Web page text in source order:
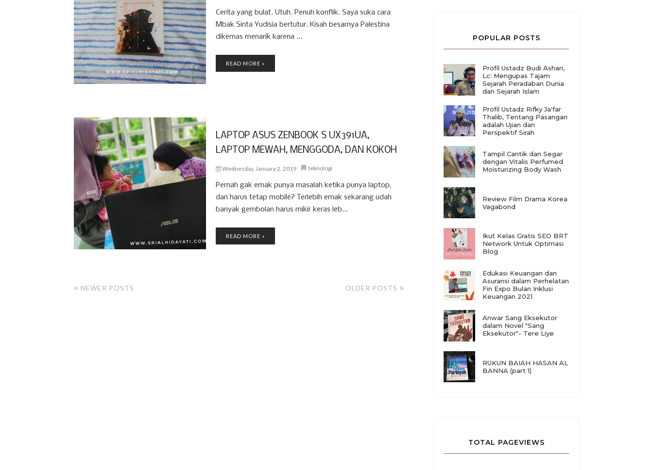
Cerita yang bulat. Utuh. Penuh konflik. Saya suka cara
Mbak Sinta Yudisia bertutur. Kisah besarnya Palestina
dikemas menarik karena ...
READ MORE »
LAPTOP ASUS ZENBOOK S UX391UA,
LAPTOP MEWAH, MENGGODA, DAN KOKOH
Wednesday, January 2, 2019 teknologi
Pernah gak emak punya masalah ketika punya laptop,
dan harus tetap mobile? Terlebih emak sekarang udah
banyak gembolan harus mikir keras leb...
READ MORE »
NEWER POSTS OLDER POSTS
POPULAR POSTS
Profil Ustadz Budi Ashari,
Lc: Mengupas Tajam
Sejarah Peradaban Dunia
dan Sejarah Islam
Profil Ustadz Rifky Ja'far
Thalib, Tentang Pasangan
adalah Ujian dan
Perspektif Sirah
Tampil Cantik dan Segar
dengan Vitalis Perfumed
Moisturizing Body Wash
Review Film Drama Korea
Vagabond
Ikut Kelas Gratis SEO BRT
Network Untuk Optimasi
Blog
Edukasi Keuangan dan
Asuransi dalam Perhelatan
Fin Expo Bulan Inklusi
Keuangan 2021
Anwar Sang Eksekutor
dalam Novel "Sang
Eksekutor"- Tere Liye
RUKUN BAIAH HASAN AL
BANNA (part 1)
TOTAL PAGEVIEWS